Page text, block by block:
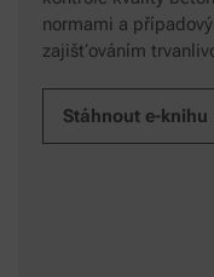
normami a
zajišťováním
Stáhnout e-knihu